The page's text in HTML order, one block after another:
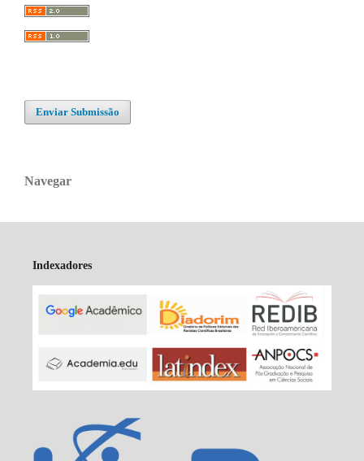
Enviar Submissão
Navegar
Indexadores